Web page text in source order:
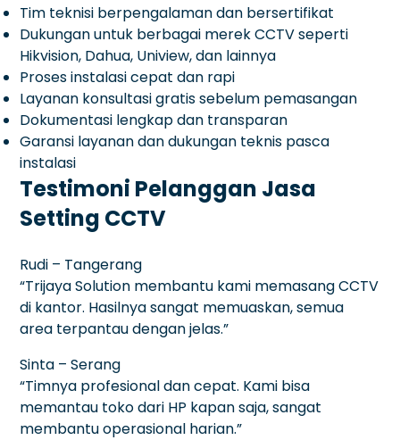
Tim teknisi berpengalaman dan bersertifikat
Dukungan untuk berbagai merek CCTV seperti
Hikvision, Dahua, Uniview, dan lainnya
Proses instalasi cepat dan rapi
Layanan konsultasi gratis sebelum pemasangan
Dokumentasi lengkap dan transparan
Garansi layanan dan dukungan teknis pasca
instalasi
Testimoni Pelanggan Jasa
Setting CCTV
Rudi – Tangerang
“Trijaya Solution membantu kami memasang CCTV
di kantor. Hasilnya sangat memuaskan, semua
area terpantau dengan jelas.”
Sinta – Serang
“Timnya profesional dan cepat. Kami bisa
memantau toko dari HP kapan saja, sangat
membantu operasional harian.”